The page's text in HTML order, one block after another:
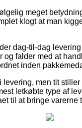
meget
klogt at man
dag-til-dag
falder med at
inden
men tit
letkøbte type af
til at bringe varerne